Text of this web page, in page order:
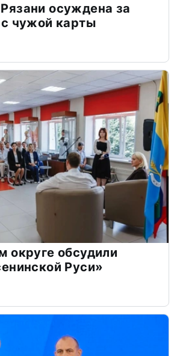
осуждена за
чужой карты
округе обсудили
Руси»